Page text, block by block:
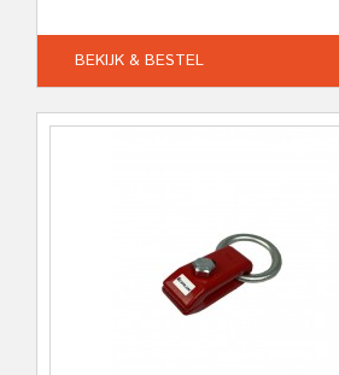
BEKIJK & BESTEL